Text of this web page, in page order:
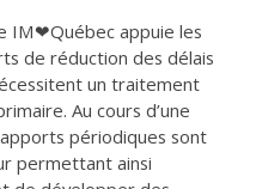
IM❤Québec appuie les
de réduction des délais
un traitement
Au cours d’une
périodiques sont
permettant ainsi